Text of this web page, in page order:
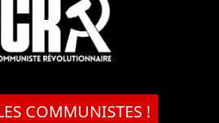
COMMUNISTES !